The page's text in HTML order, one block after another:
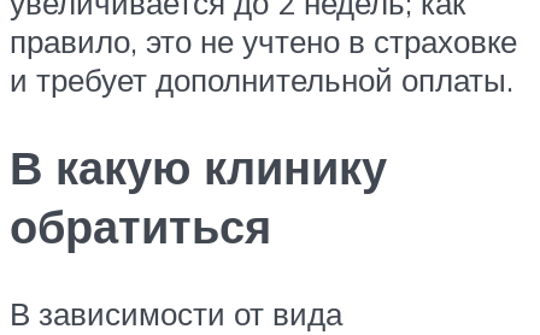
правило, это не учтено в страховке
и требует дополнительной оплаты.
В какую клинику
обратиться
В зависимости от вида